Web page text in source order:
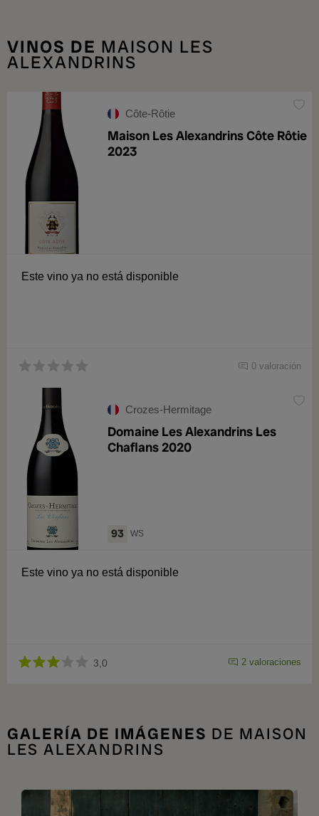
VINOS DE MAISON LES
ALEXANDRINS
Côte-Rôtie
Maison Les Alexandrins Côte Rôtie
2023
Este vino ya no está disponible
0 valoración
Crozes-Hermitage
Domaine Les Alexandrins Les
Chaflans 2020
93 WS
Este vino ya no está disponible
3,0 2 valoraciones
GALERÍA DE IMÁGENES DE MAISON
LES ALEXANDRINS